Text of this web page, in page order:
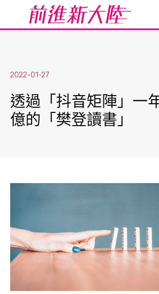
2022-01-27
透過「抖音矩陣」一
億的「樊登讀書」